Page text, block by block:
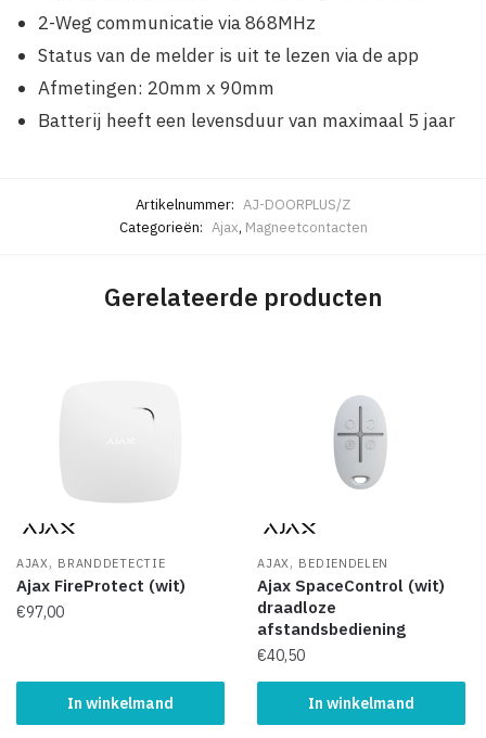
2-Weg communicatie via 868MHz
Status van de melder is uit te lezen via de app
Afmetingen: 20mm x 90mm
Batterij heeft een levensduur van maximaal 5 jaar
Artikelnummer: AJ-DOORPLUS/Z
Categorieën: Ajax, Magneetcontacten
Gerelateerde producten
AJAX, BRANDDETECTIE
Ajax FireProtect (wit)
€97,00
In winkelmand
AJAX, BEDIENDELEN
Ajax SpaceControl (wit)
draadloze
afstandsbediening
€40,50
In winkelmand